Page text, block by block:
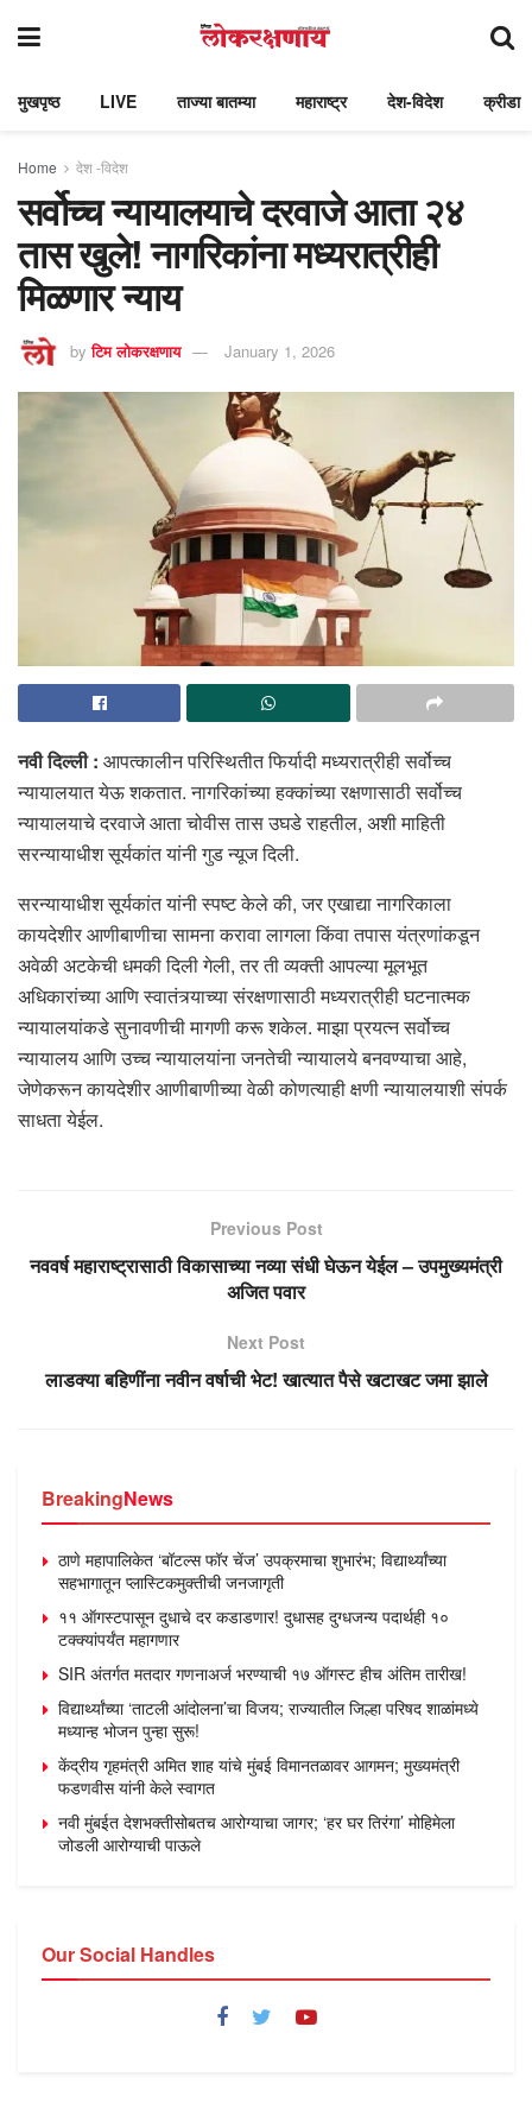
मुखपृष्ठ LIVE ताज्या बातम्या महाराष्ट्र देश-विदेश क्रीडा
Home देश -विदेश
सर्वोच्च न्यायालयाचे दरवाजे आता २४
तास खुले! नागरिकांना मध्यरात्रीही
मिळणार न्याय
by टिम लोकरक्षणाय January 1, 2026
नवी दिल्ली : आपत्कालीन परिस्थितीत फिर्यादी मध्यरात्रीही सर्वोच्च
न्यायालयात येऊ शकतात. नागरिकांच्या हक्कांच्या रक्षणासाठी सर्वोच्च
न्यायालयाचे दरवाजे आता चोवीस तास उघडे राहतील, अशी माहिती
सरन्यायाधीश सूर्यकांत यांनी गुड न्यूज दिली.
सरन्यायाधीश सूर्यकांत यांनी स्पष्ट केले की, जर एखाद्या नागरिकाला
कायदेशीर आणीबाणीचा सामना करावा लागला किंवा तपास यंत्रणांकडून
अवेळी अटकेची धमकी दिली गेली, तर ती व्यक्ती आपल्या मूलभूत
अधिकारांच्या आणि स्वातंत्र्याच्या संरक्षणासाठी मध्यरात्रीही घटनात्मक
न्यायालयांकडे सुनावणीची मागणी करू शकेल. माझा प्रयत्न सर्वोच्च
न्यायालय आणि उच्च न्यायालयांना जनतेची न्यायालये बनवण्याचा आहे,
जेणेकरून कायदेशीर आणीबाणीच्या वेळी कोणत्याही क्षणी न्यायालयाशी संपर्क
साधता येईल.
Previous Post
नववर्ष महाराष्ट्रासाठी विकासाच्या नव्या संधी घेऊन येईल – उपमुख्यमंत्री
अजित पवार
Next Post
लाडक्या बहिणींना नवीन वर्षाची भेट! खात्यात पैसे खटाखट जमा झाले
BreakingNews
ठाणे महापालिकेत ‘बॉटल्स फॉर चेंज’ उपक्रमाचा शुभारंभ; विद्यार्थ्यांच्या
सहभागातून प्लास्टिकमुक्तीची जनजागृती
११ ऑगस्टपासून दुधाचे दर कडाडणार! दुधासह दुग्धजन्य पदार्थही १०
टक्क्यांपर्यंत महागणार
SIR अंतर्गत मतदार गणनाअर्ज भरण्याची १७ ऑगस्ट हीच अंतिम तारीख!
विद्यार्थ्यांच्या ‘ताटली आंदोलना’चा विजय; राज्यातील जिल्हा परिषद शाळांमध्ये
मध्यान्ह भोजन पुन्हा सुरू!
केंद्रीय गृहमंत्री अमित शाह यांचे मुंबई विमानतळावर आगमन; मुख्यमंत्री
फडणवीस यांनी केले स्वागत
नवी मुंबईत देशभक्तीसोबतच आरोग्याचा जागर; ‘हर घर तिरंगा’ मोहिमेला
जोडली आरोग्याची पाऊले
Our Social Handles